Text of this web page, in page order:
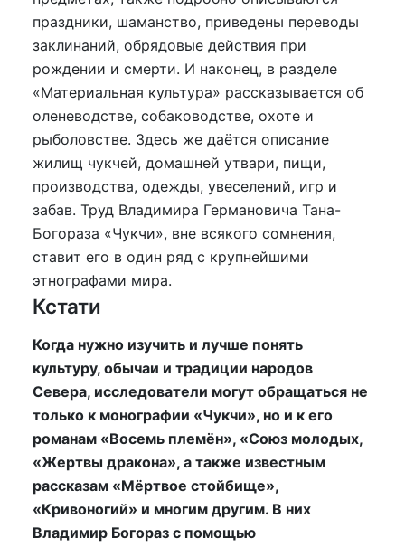
праздники, шаманство, приведены переводы
заклинаний, обрядовые действия при
рождении и смерти. И наконец, в разделе
«Материальная культура» рассказывается об
оленеводстве, собаководстве, охоте и
рыболовстве. Здесь же даётся описание
жилищ чукчей, домашней утвари, пищи,
производства, одежды, увеселений, игр и
забав. Труд Владимира Германовича Тана-
Богораза «Чукчи», вне всякого сомнения,
ставит его в один ряд с крупнейшими
этнографами мира.
Кстати
Когда нужно изучить и лучше понять
культуру, обычаи и традиции народов
Севера, исследователи могут обращаться не
только к монографии «Чукчи», но и к его
романам «Восемь племён», «Союз молодых,
«Жертвы дракона», а также известным
рассказам «Мёртвое стойбище»,
«Кривоногий» и многим другим. В них
Владимир Богораз с помощью